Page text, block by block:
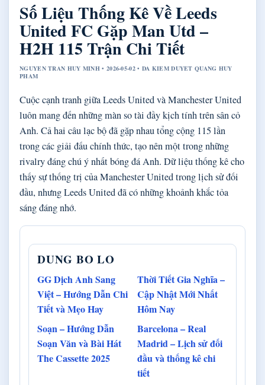
Số Liệu Thống Kê Về Leeds
United FC Gặp Man Utd –
H2H 115 Trận Chi Tiết
NGUYEN TRAN HUY MINH • 2026-05-02 • DA KIEM DUYET QUANG HUY
PHAM
Cuộc cạnh tranh giữa Leeds United và Manchester United
luôn mang đến những màn so tài đầy kịch tính trên sân cỏ
Anh. Cả hai câu lạc bộ đã gặp nhau tổng cộng 115 lần
trong các giải đấu chính thức, tạo nên một trong những
rivalry đáng chú ý nhất bóng đá Anh. Dữ liệu thống kê cho
thấy sự thống trị của Manchester United trong lịch sử đối
đầu, nhưng Leeds United đã có những khoảnh khắc tỏa
sáng đáng nhớ.
DUNG BO LO
GG Dịch Anh Sang
Việt – Hướng Dẫn Chi
Tiết và Mẹo Hay
Thời Tiết Gia Nghĩa –
Cập Nhật Mới Nhất
Hôm Nay
Soạn – Hướng Dẫn
Soạn Văn và Bài Hát
The Cassette 2025
Barcelona – Real
Madrid – Lịch sử đối
đầu và thống kê chi
tiết